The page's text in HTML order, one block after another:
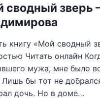
сводный зверь
книгу «Мой сводный
Читать онлайн
мужа, мне было
Лишь бы тот не
дочь. Но в доме…